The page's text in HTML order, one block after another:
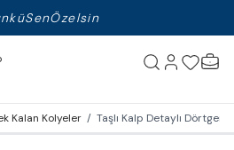
Kalan Kolyeler / Taşlı Kalp Detaylı Dörtgen